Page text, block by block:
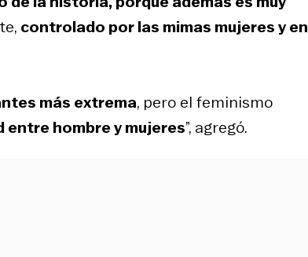
controlado por las mimas mujeres y en
más extrema, pero el feminismo
entre hombre y mujeres”, agregó.